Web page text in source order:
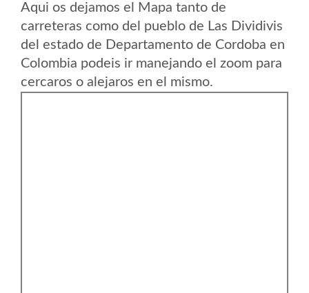
Aqui os dejamos el Mapa tanto de
carreteras como del pueblo de Las Dividivis
del estado de Departamento de Cordoba en
Colombia podeis ir manejando el zoom para
cercaros o alejaros en el mismo.